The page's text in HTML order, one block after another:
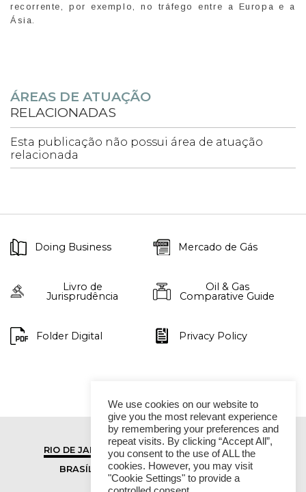
recorrente, por exemplo, no tráfego entre a Europa e a
Ásia.
ÁREAS DE ATUAÇÃO
RELACIONADAS
Esta publicação não possui área de atuação
relacionada
Doing Business Mercado de Gás
Livro de
Jurisprudência
Oil & Gas
Comparative Guide
Folder Digital Privacy Policy
RIO DE JANEIRO
SÃO PAULO
BRASÍLIA
VITÓRIA
We use cookies on our website to
give you the most relevant experience
by remembering your preferences and
repeat visits. By clicking “Accept All”,
you consent to the use of ALL the
cookies. However, you may visit
"Cookie Settings" to provide a